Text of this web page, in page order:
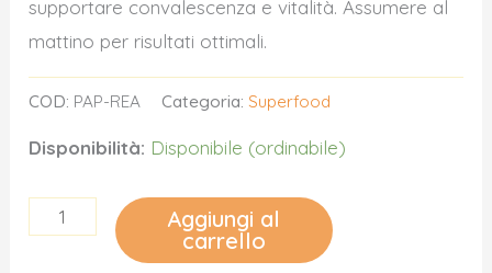
supportare convalescenza e vitalità. Assumere al
mattino per risultati ottimali.
COD: PAP-REA Categoria:Superfood
Disponibilità: Disponibile (ordinabile)
Pappa
Aggiungi al
carrello